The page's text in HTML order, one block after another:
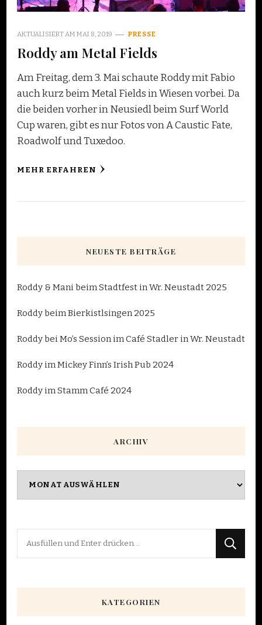
AKTUALISIERT AM MAI 8, 2019 PRESSE
Roddy am Metal Fields
Am Freitag, dem 3. Mai schaute Roddy mit Fabio
auch kurz beim Metal Fields in Wiesen vorbei. Da
die beiden vorher in Neusiedl beim Surf World
Cup waren, gibt es nur Fotos von A Caustic Fate,
Roadwolf und Tuxedoo.
MEHR ERFAHREN
NEUESTE BEITRÄGE
Roddy & Mani beim Stadtfest in Wr. Neustadt 2025
Roddy beim Bierkistlsingen 2025
Roddy bei Mo’s Session im Café Stadler in Wr. Neustadt
Roddy im Mickey Finn’s Irish Pub 2024
Roddy im Stamm Café 2024
ARCHIV
Suchst
etwas?
KATEGORIEN